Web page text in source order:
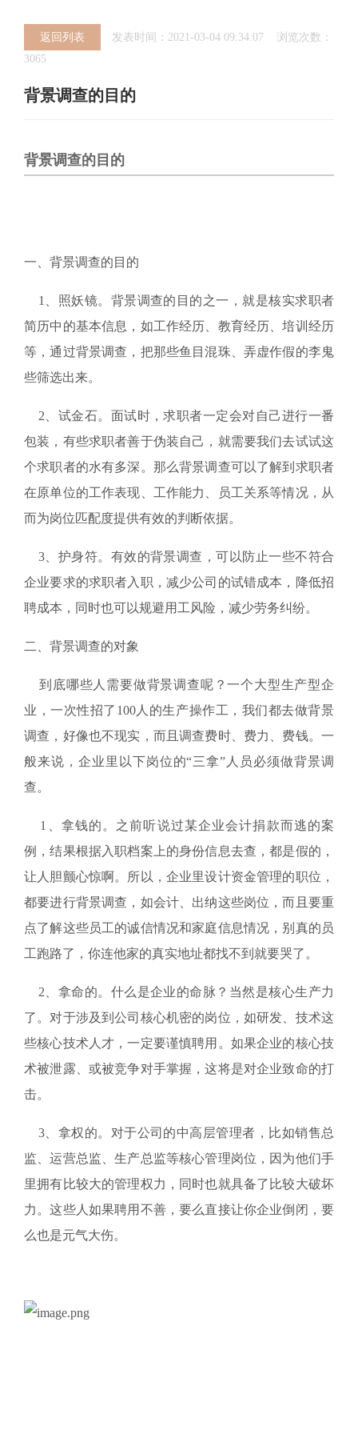
返回列表
发表时间：2021-03-04 09:34:07 浏览次数：
3065
背景调查的目的
背景调查的目的
一、背景调查的目的
1、照妖镜。背景调查的目的之一，就是核实求职者
简历中的基本信息，如工作经历、教育经历、培训经历
等，通过背景调查，把那些鱼目混珠、弄虚作假的李鬼
些筛选出来。
2、试金石。面试时，求职者一定会对自己进行一番
包装，有些求职者善于伪装自己，就需要我们去试试这
个求职者的水有多深。那么背景调查可以了解到求职者
在原单位的工作表现、工作能力、员工关系等情况，从
而为岗位匹配度提供有效的判断依据。
3、护身符。有效的背景调查，可以防止一些不符合
企业要求的求职者入职，减少公司的试错成本，降低招
聘成本，同时也可以规避用工风险，减少劳务纠纷。
二、背景调查的对象
到底哪些人需要做背景调查呢？一个大型生产型企
业，一次性招了100人的生产操作工，我们都去做背景
调查，好像也不现实，而且调查费时、费力、费钱。一
般来说，企业里以下岗位的“三拿”人员必须做背景调
查。
1、拿钱的。之前听说过某企业会计捐款而逃的案
例，结果根据入职档案上的身份信息去查，都是假的，
让人胆颤心惊啊。所以，企业里设计资金管理的职位，
都要进行背景调查，如会计、出纳这些岗位，而且要重
点了解这些员工的诚信情况和家庭信息情况，别真的员
工跑路了，你连他家的真实地址都找不到就要哭了。
2、拿命的。什么是企业的命脉？当然是核心生产力
了。对于涉及到公司核心机密的岗位，如研发、技术这
些核心技术人才，一定要谨慎聘用。如果企业的核心技
术被泄露、或被竞争对手掌握，这将是对企业致命的打
击。
3、拿权的。对于公司的中高层管理者，比如销售总
监、运营总监、生产总监等核心管理岗位，因为他们手
里拥有比较大的管理权力，同时也就具备了比较大破坏
力。这些人如果聘用不善，要么直接让你企业倒闭，要
么也是元气大伤。